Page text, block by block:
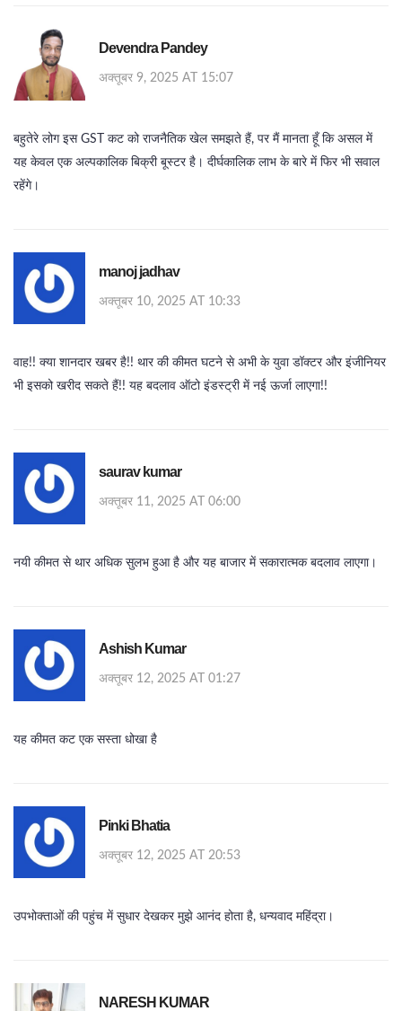
Devendra Pandey
अक्तूबर 9, 2025 AT 15:07
बहुतेरे लोग इस GST कट को राजनैतिक खेल समझते हैं, पर मैं मानता हूँ कि असल में
यह केवल एक अल्पकालिक बिक्री बूस्टर है। दीर्घकालिक लाभ के बारे में फिर भी सवाल
रहेंगे।
manoj jadhav
अक्तूबर 10, 2025 AT 10:33
वाह!! क्या शानदार खबर है!! थार की कीमत घटने से अभी के युवा डॉक्टर और इंजीनियर
भी इसको खरीद सकते हैं!! यह बदलाव ऑटो इंडस्ट्री में नई ऊर्जा लाएगा!!
saurav kumar
अक्तूबर 11, 2025 AT 06:00
नयी कीमत से थार अधिक सुलभ हुआ है और यह बाजार में सकारात्मक बदलाव लाएगा।
Ashish Kumar
अक्तूबर 12, 2025 AT 01:27
यह कीमत कट एक सस्ता धोखा है
Pinki Bhatia
अक्तूबर 12, 2025 AT 20:53
उपभोक्ताओं की पहुंच में सुधार देखकर मुझे आनंद होता है, धन्यवाद महिंद्रा।
NARESH KUMAR